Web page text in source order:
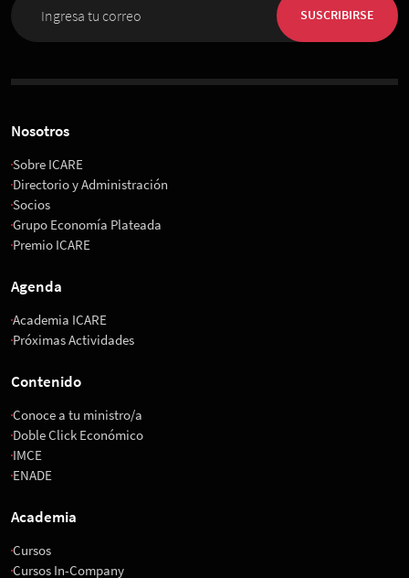
SUSCRIBIRSE
Nosotros
Sobre ICARE
Directorio y Administración
Socios
Grupo Economía Plateada
Premio ICARE
Agenda
Academia ICARE
Próximas Actividades
Contenido
Conoce a tu ministro/a
Doble Click Económico
IMCE
ENADE
Academia
Cursos
Cursos In-Company